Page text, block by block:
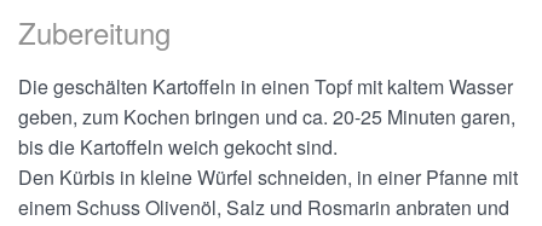
Zubereitung
Die geschälten Kartoffeln in einen Topf mit kaltem Wasser
geben, zum Kochen bringen und ca. 20-25 Minuten garen,
bis die Kartoffeln weich gekocht sind.
Den Kürbis in kleine Würfel schneiden, in einer Pfanne mit
einem Schuss Olivenöl, Salz und Rosmarin anbraten und